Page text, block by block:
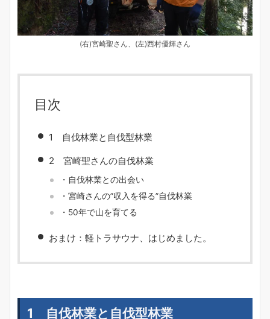
(右)宮崎聖さん、(左)西村優輝さん
目次
1 自伐林業と自伐型林業
2 宮崎聖さんの自伐林業
・自伐林業との出会い
・宮崎さんの”収入を得る”自伐林業
・50年で山を育てる
おまけ：軽トラサウナ、はじめました。
1 自伐林業と自伐型林業